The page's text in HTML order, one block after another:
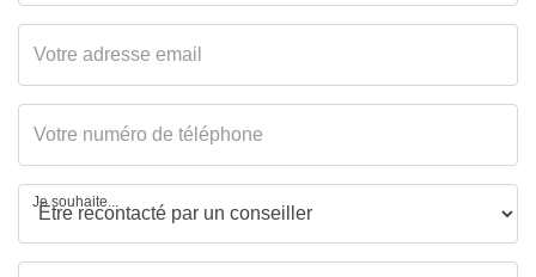
Je souhaite...